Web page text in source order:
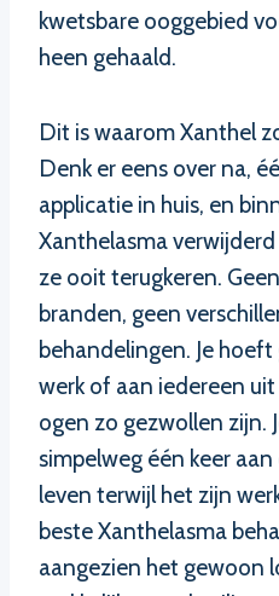
kwetsbare ooggebied
heen gehaald.
Dit is waarom Xanthel
Denk er eens over na,
applicatie in huis, en
Xanthelasma
ze ooit terugkeren.
branden, geen
behandelingen. Je
werk of aan iedereen
ogen zo gezwollen zijn.
simpelweg één keer
leven terwijl het zijn
beste Xanthelasma
aangezien het gewoon